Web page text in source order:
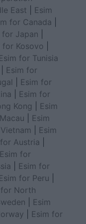
East
Esim
for Canada
for Japan
for Kosovo
Esim for Tunisia
Esim for
Esim for
Esim for
Kong
Esim
Esim
Esim
Austria
Esim for
Esim for
Esim for Peru
for North
Esim
Esim for